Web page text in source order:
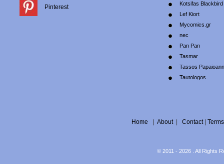
Pinterest
Kotsifas Blackbird
Lef Kiort
Mycomics.gr
nec
Pan Pan
Tasmar
Tassos
Tautologos
Home About| Contact| Terms
© 2011 - 2026 . All Rights